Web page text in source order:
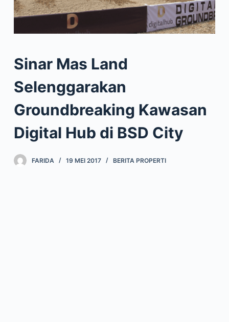
Sinar Mas Land
Selenggarakan
Groundbreaking Kawasan
Digital Hub di BSD City
FARIDA 19 MEI 2017 BERITA PROPERTI